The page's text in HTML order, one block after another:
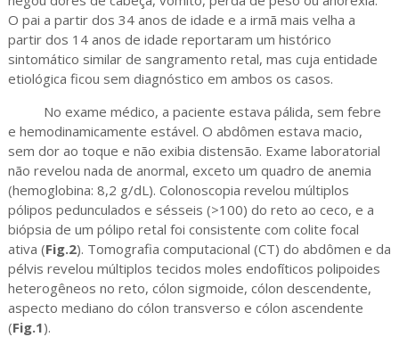
O pai a partir dos 34 anos de idade e a irmã mais velha a
partir dos 14 anos de idade reportaram um histórico
sintomático similar de sangramento retal, mas cuja entidade
etiológica ficou sem diagnóstico em ambos os casos.
No exame médico, a paciente estava pálida, sem febre
e hemodinamicamente estável. O abdômen estava macio,
sem dor ao toque e não exibia distensão. Exame laboratorial
não revelou nada de anormal, exceto um quadro de anemia
(hemoglobina: 8,2 g/dL). Colonoscopia revelou múltiplos
pólipos pedunculados e sésseis (>100) do reto ao ceco, e a
biópsia de um pólipo retal foi consistente com colite focal
ativa (Fig.2). Tomografia computacional (CT) do abdômen e da
pélvis revelou múltiplos tecidos moles endofíticos polipoides
heterogêneos no reto, cólon sigmoide, cólon descendente,
aspecto mediano do cólon transverso e cólon ascendente
(Fig.1).